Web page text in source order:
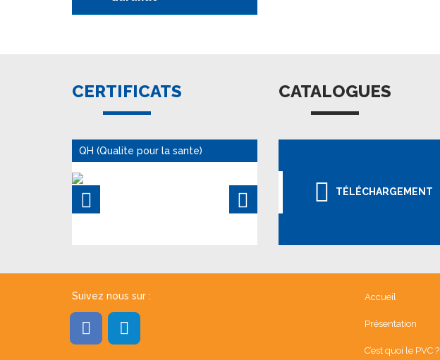
CERTIFICATS
QH (Qualite pour la sante)
CATALOGUES
TÉLÉCHARGEMENT
Suivez nous sur : Accueil
Présentation
C’est quoi le PVC ?